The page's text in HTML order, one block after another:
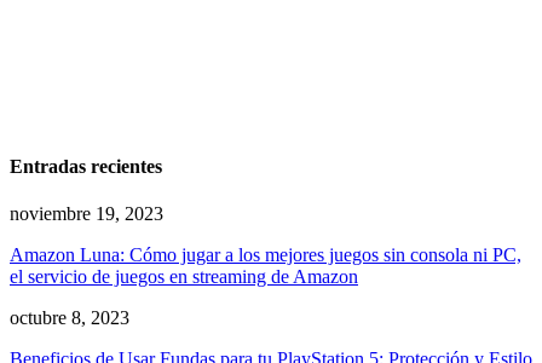
Entradas recientes
noviembre 19, 2023
Amazon Luna: Cómo jugar a los mejores juegos sin consola ni PC,
el servicio de juegos en streaming de Amazon
octubre 8, 2023
Beneficios de Usar Fundas para tu PlayStation 5: Protección y Estilo